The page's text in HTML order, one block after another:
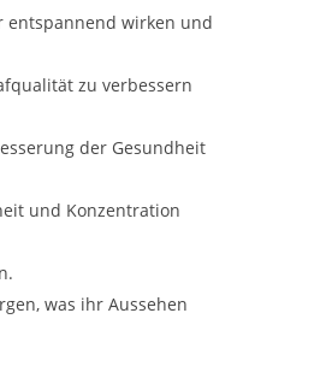
entspannend wirken und
zu verbessern
der Gesundheit
und Konzentration
was ihr Aussehen